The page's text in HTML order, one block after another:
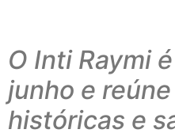
O Inti Raymi
junho e
históricas e